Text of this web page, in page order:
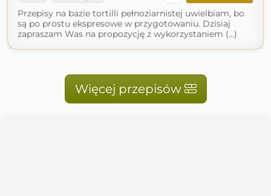
Przepisy na bazie tortilli pełnoziarnistej uwielbiam, bo
są po prostu ekspresowe w przygotowaniu. Dzisiaj
zapraszam Was na propozycję z wykorzystaniem (...)
Więcej przepisów